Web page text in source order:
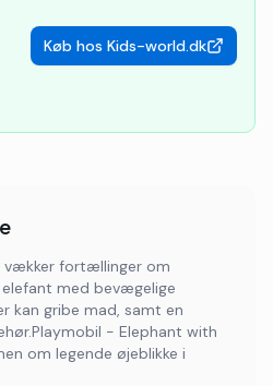
Køb hos Kids-world.dk
fortællinger om
med bevægelige
kan gribe mad, samt en
- Elephant with
om legende øjeblikke i